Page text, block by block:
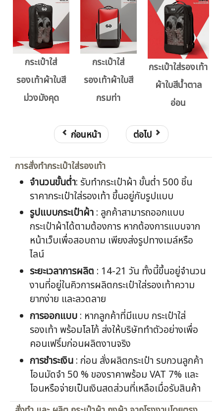
กระเป๋าใส่
รองเท้าผ้าใบสี
ม่วงมังคุด
กระเป๋าใส่
รองเท้าผ้าใบสี
กรมท่า
กระเป๋าใส่รองเท้า
ผ้าใบสีน้ำตาล
อ่อน
ก่อนหน้า ต่อไป
การสั่งทำกระเป๋าใส่รองเท้า
จำนวนขั้นต่ำ: รับทำกระเป๋าผ้า ขั้นต่ำ 500 ชิ้น
ราคากระเป๋าใส่รองเท้า ขึ้นอยู่กับรูปแบบ
รูปแบบกระเป๋าผ้า : ลูกค้าสามารถออกแบบ
กระเป๋าผ้าได้ตามต้องการ หากต้องการแบบจาก
หน้าเว็บเพื่อสอบถาม เพียงส่งรูปทางเมล์หรือ
ไลน์
ระยะเวลาการผลิต : 14-21 วัน ทั้งนี้ขึ้นอยู่จำนวน
งานที่อยู่ในคิวการผลิตกระเป๋าใส่รองเท้าความ
ยากง่าย และลวดลาย
การออกแบบ : หากลูกค้าที่มีแบบ กระเป๋าใส่
รองเท้า พร้อมโลโก้ ส่งให้บริษัททำตัวอย่างเพื่อ
คอนเฟริ์มก่อนผลิตงานจริง
การชำระเงิน : ก่อน สั่งผลิตกระเป๋า รบกวนลูกค้า
โอนมัดจำ 50 % ของราคาพร้อม VAT 7% และ
โอนหรือจ่ายเป็นเงินสดส่วนที่เหลือเมื่อรับสินค้า